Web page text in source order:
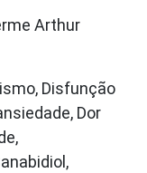
Arthur
Disfunção
Dor